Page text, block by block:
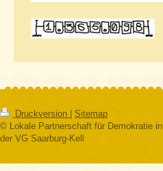
Druckversion
Sitemap
© Lokale Partnerschaft für Demokratie in
der VG Saarburg-Kell